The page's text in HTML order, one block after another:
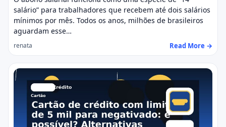
salário” para trabalhadores que recebem até dois salários
mínimos por mês. Todos os anos, milhões de brasileiros
aguardam esse…
renata Read More →